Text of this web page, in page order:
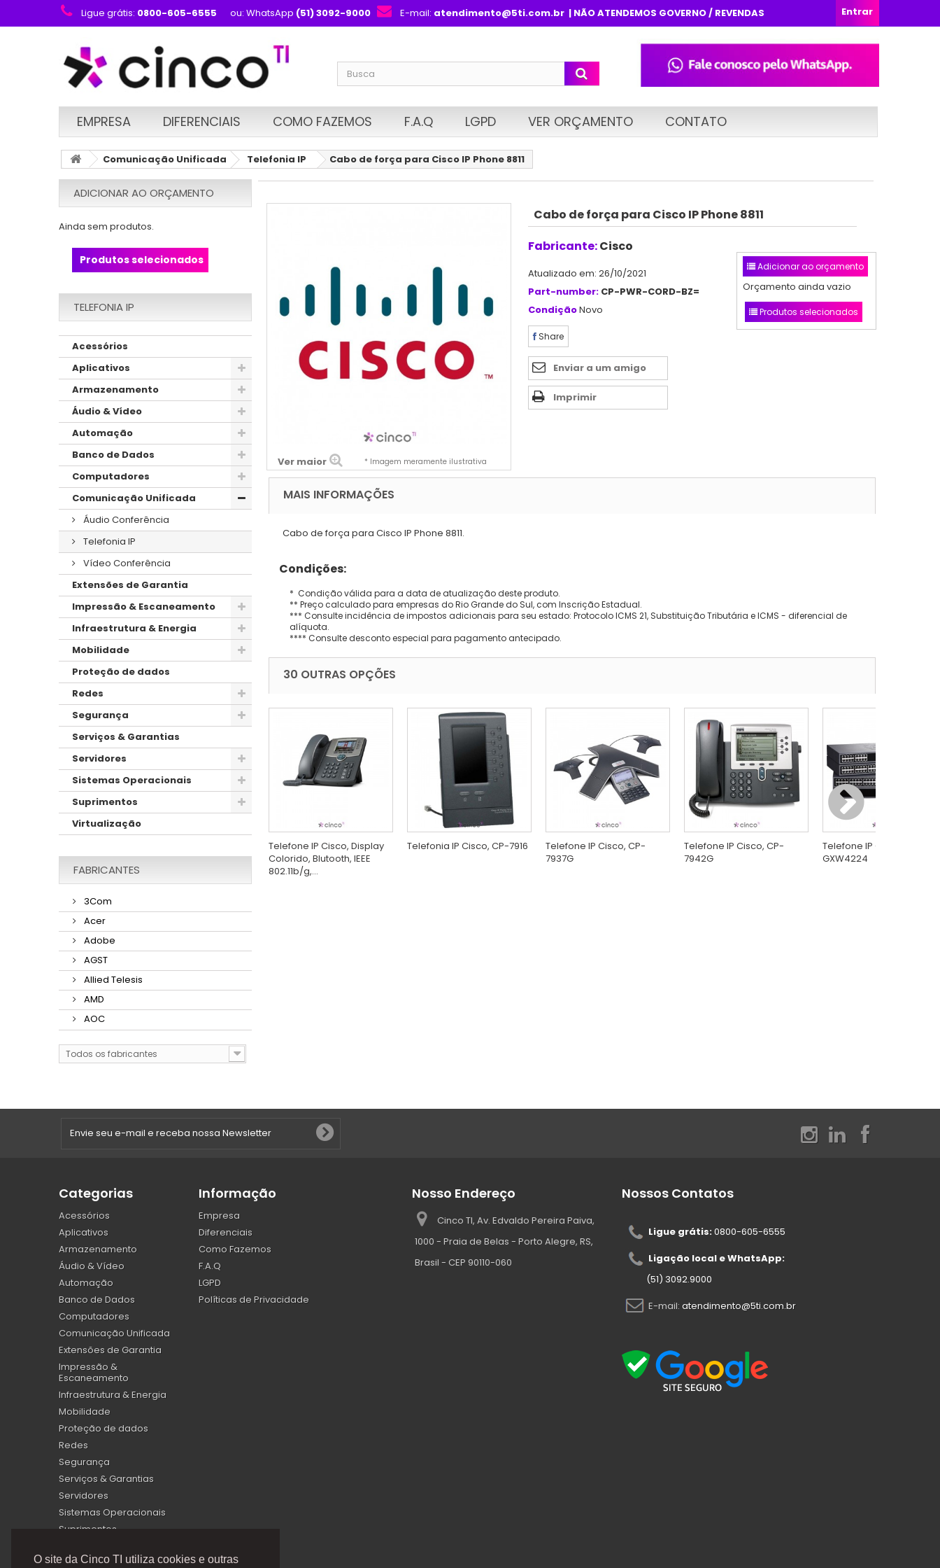
O site da Cinco TI utiliza cookies e outras
Entrar
Ligue grátis: 0800-605-6555 ou: WhatsApp (51) 3092-9000 E-mail: atendimento@5ti.com.br| NÃO ATENDEMOS GOVERNO / REVENDAS
EMPRESA DIFERENCIAIS COMO FAZEMOS F.A.Q LGPD VER ORÇAMENTO CONTATO
Comunicação Unificada Telefonia IP Cabo de força para Cisco IP Phone 8811
ADICIONAR AO ORÇAMENTO
Ainda sem produtos.
Produtos selecionados
TELEFONIA IP
Acessórios
Aplicativos
Armazenamento
Áudio & Vídeo
Automação
Banco de Dados
Computadores
Comunicação Unificada
Áudio Conferência
Telefonia IP
Vídeo Conferência
Extensões de Garantia
Impressão & Escaneamento
Infraestrutura & Energia
Mobilidade
Proteção de dados
Redes
Segurança
Serviços & Garantias
Servidores
Sistemas Operacionais
Suprimentos
Virtualização
FABRICANTES
3Com
Acer
Adobe
AGST
Allied Telesis
AMD
AOC
Todos os fabricantes
Ver maior * Imagem meramente ilustrativa
Cabo de força para Cisco IP Phone 8811
Fabricante:Cisco
Atualizado em: 26/10/2021
Part-number: CP-PWR-CORD-BZ=
CondiçãoNovo
Share
Enviar a um amigo
Imprimir
Adicionar ao orçamento
Orçamento ainda vazio
Produtos selecionados
MAIS INFORMAÇÕES
Cabo de força para Cisco IP Phone 8811.
Condições:
* Condição válida para a data de atualização deste produto.
** Preço calculado para empresas do Rio Grande do Sul, com Inscrição Estadual.
*** Consulte incidência de impostos adicionais para seu estado: Protocolo ICMS 21, Substituição Tributária e ICMS - diferencial de
alíquota.
**** Consulte desconto especial para pagamento antecipado.
30 OUTRAS OPÇÕES
Telefone IP Cisco, Display
Colorido, Blutooth, IEEE
802.11b/g,...
Telefonia IP Cisco, CP-7916
Telefone IP Cisco, CP-
7937G
Telefone IP Cisco, CP-
7942G
Telefone IP Grandstream,
GXW4224
Categorias
Acessórios
Aplicativos
Armazenamento
Áudio & Vídeo
Automação
Banco de Dados
Computadores
Comunicação Unificada
Extensões de Garantia
Impressão &
Escaneamento
Infraestrutura & Energia
Mobilidade
Proteção de dados
Redes
Segurança
Serviços & Garantias
Servidores
Sistemas Operacionais
Suprimentos
Informação
Empresa
Diferenciais
Como Fazemos
F.A.Q
LGPD
Políticas de Privacidade
Nosso Endereço
Cinco TI, Av. Edvaldo Pereira Paiva,
1000 - Praia de Belas - Porto Alegre, RS,
Brasil - CEP 90110-060
Nossos Contatos
Ligue grátis:0800-605-6555
Ligação local e WhatsApp:
(51) 3092.9000
E-mail: atendimento@5ti.com.br